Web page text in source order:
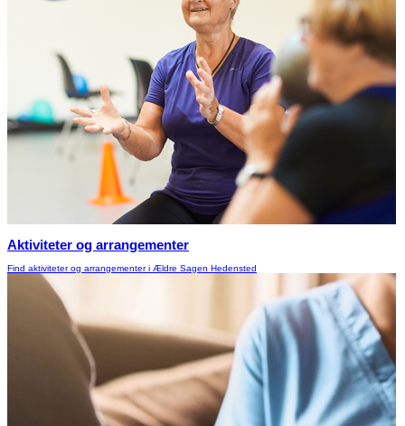
Aktiviteter og arrangementer
Find aktiviteter og arrangementer i Ældre Sagen Hedensted